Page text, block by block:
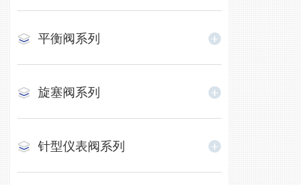
平衡阀系列
旋塞阀系列
针型仪表阀系列